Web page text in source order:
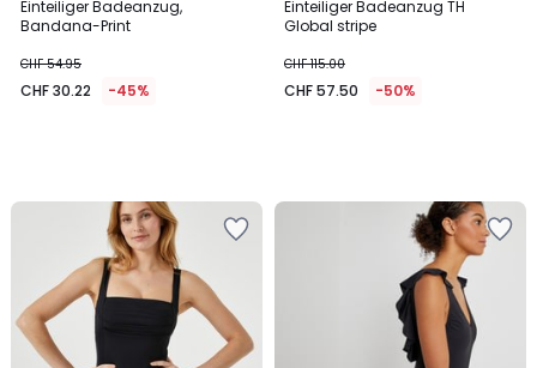
Einteiliger Badeanzug,
Bandana-Print
CHF 54.95
CHF 30.22 -45%
Einteiliger Badeanzug TH
Global stripe
CHF 115.00
CHF 57.50 -50%